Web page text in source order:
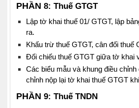
PHẦN 8: Thuế GTGT
Lập tờ khai thuế 01/ GTGT, lập
ra.
Khấu trừ thuế GTGT, cân đối thuế
Đối chiếu thuế GTGT giữa tờ khai
Các biểu mẫu và khung điều chỉnh
chỉnh nộp lại tờ khai thuế GTGT
PHẦN 9: Thuế TNDN